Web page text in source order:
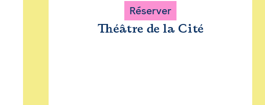
Réserver
Théâtre de la Cité